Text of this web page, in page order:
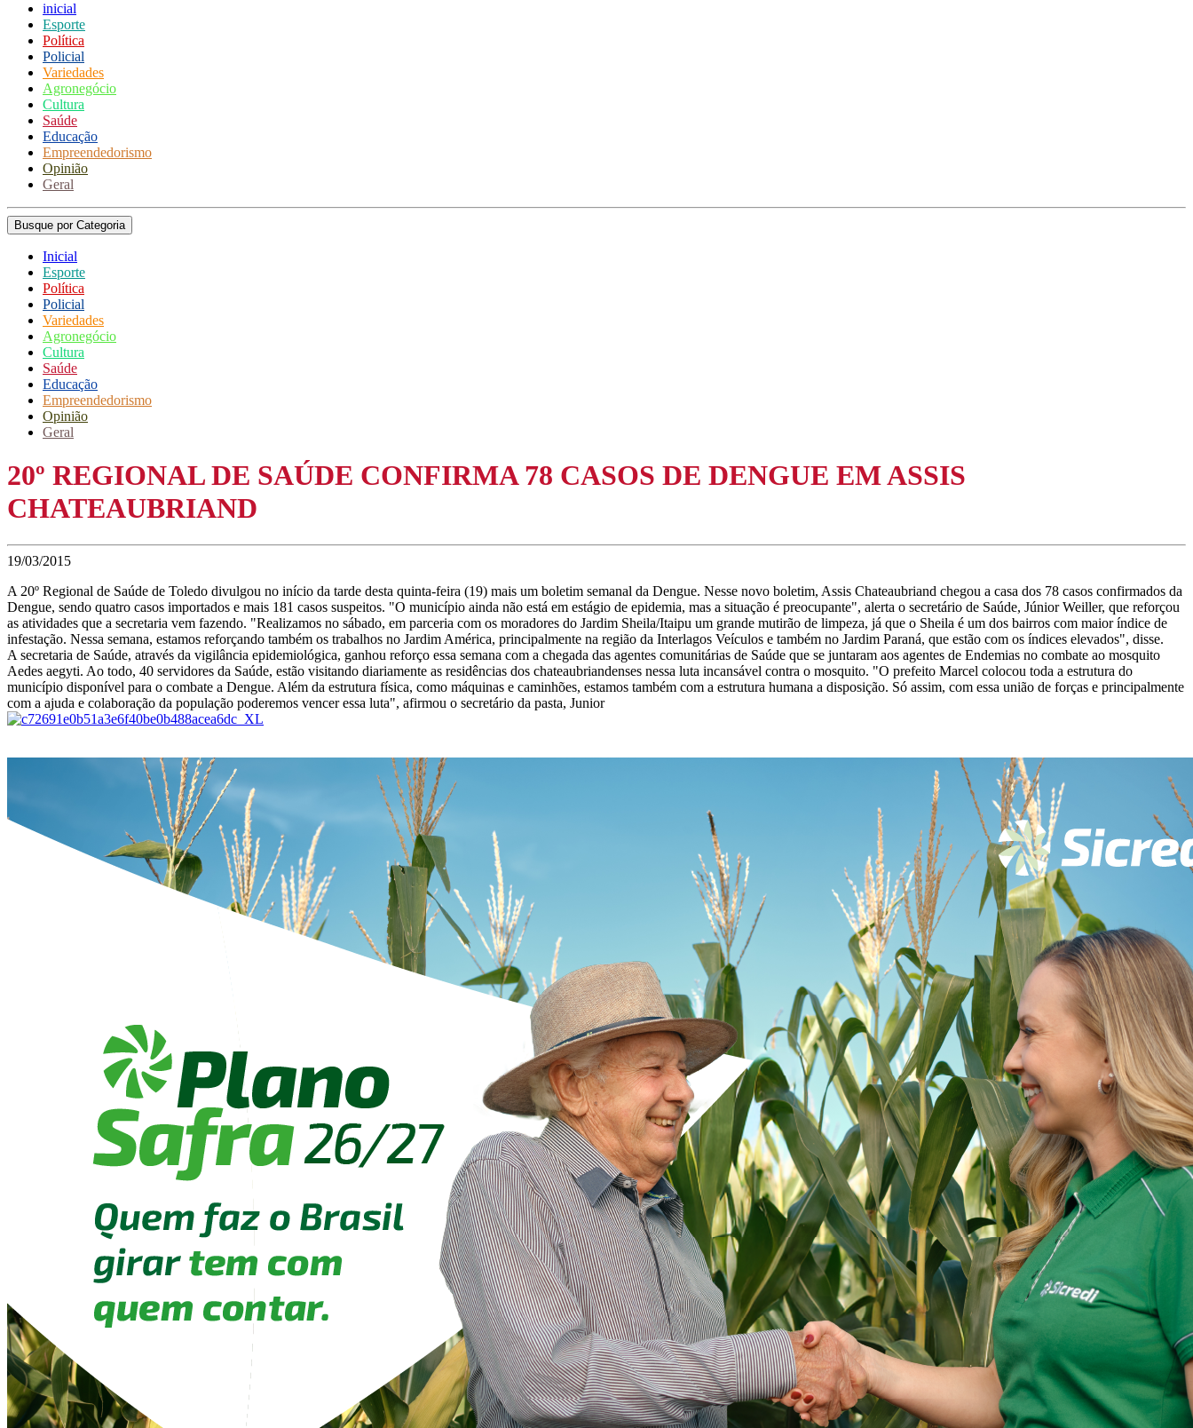
inicial
Esporte
Política
Policial
Variedades
Agronegócio
Cultura
Saúde
Educação
Empreendedorismo
Opinião
Geral
Busque por Categoria
Inicial
Esporte
Política
Policial
Variedades
Agronegócio
Cultura
Saúde
Educação
Empreendedorismo
Opinião
Geral
20º REGIONAL DE SAÚDE CONFIRMA 78 CASOS DE DENGUE EM ASSIS
CHATEAUBRIAND
19/03/2015
A 20º Regional de Saúde de Toledo divulgou no início da tarde desta quinta-feira (19) mais um boletim semanal da Dengue. Nesse novo boletim, Assis Chateaubriand chegou a casa dos 78 casos confirmados da
Dengue, sendo quatro casos importados e mais 181 casos suspeitos. "O município ainda não está em estágio de epidemia, mas a situação é preocupante", alerta o secretário de Saúde, Júnior Weiller, que reforçou
as atividades que a secretaria vem fazendo. "Realizamos no sábado, em parceria com os moradores do Jardim Sheila/Itaipu um grande mutirão de limpeza, já que o Sheila é um dos bairros com maior índice de
infestação. Nessa semana, estamos reforçando também os trabalhos no Jardim América, principalmente na região da Interlagos Veículos e também no Jardim Paraná, que estão com os índices elevados", disse.
A secretaria de Saúde, através da vigilância epidemiológica, ganhou reforço essa semana com a chegada das agentes comunitárias de Saúde que se juntaram aos agentes de Endemias no combate ao mosquito
Aedes aegyti. Ao todo, 40 servidores da Saúde, estão visitando diariamente as residências dos chateaubriandenses nessa luta incansável contra o mosquito. "O prefeito Marcel colocou toda a estrutura do
município disponível para o combate a Dengue. Além da estrutura física, como máquinas e caminhões, estamos também com a estrutura humana a disposição. Só assim, com essa união de forças e principalmente
com a ajuda e colaboração da população poderemos vencer essa luta", afirmou o secretário da pasta, Junior